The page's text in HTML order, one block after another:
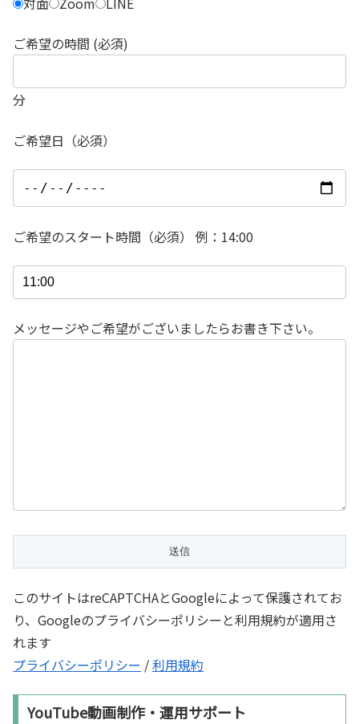
ご希望の時間 (必須)
分
ご希望日（必須）
ご希望のスタート時間（必須） 例：14:00
メッセージやご希望がございましたらお書き下さい。
このサイトはreCAPTCHAとGoogleによって保護されてお
り、Googleのプライバシーポリシーと利用規約が適用さ
れます
プライバシーポリシー /利用規約
YouTube動画制作・運用サポート